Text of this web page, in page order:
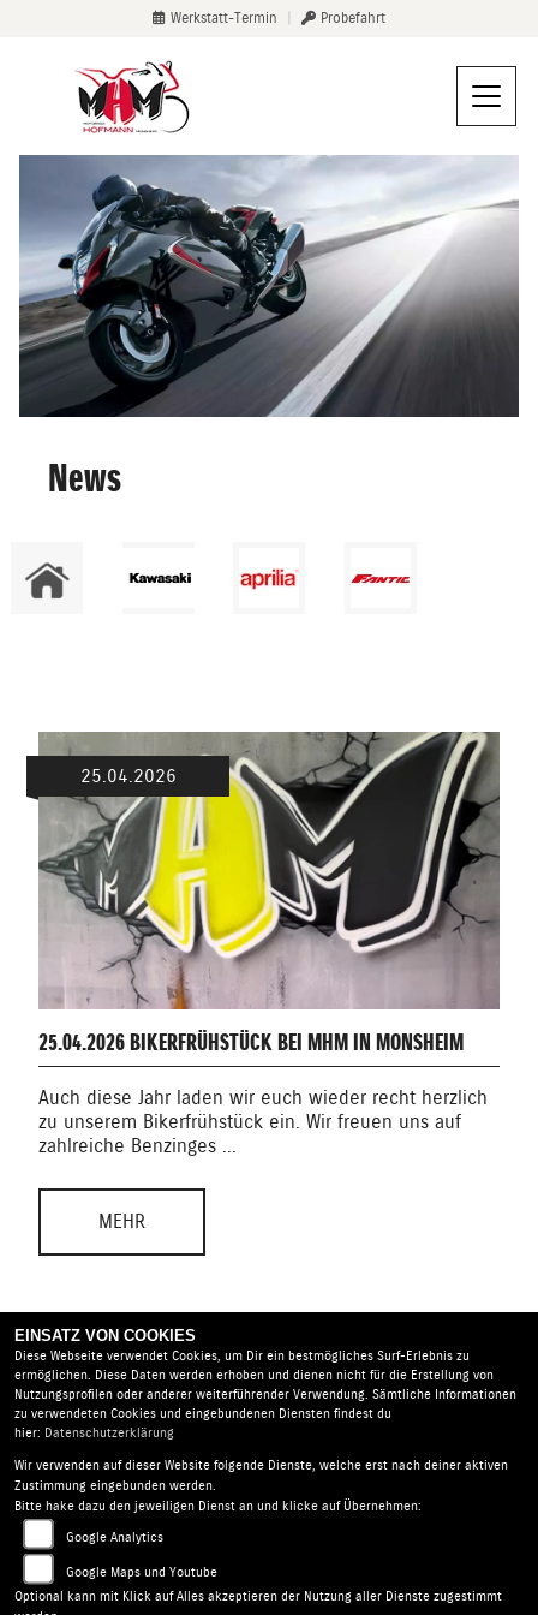
Werkstatt-Termin Probefahrt
News
25.04.2026
25.04.2026 BIKERFRÜHSTÜCK BEI MHM IN MONSHEIM
Auch diese Jahr laden wir euch wieder recht herzlich
zu unserem Bikerfrühstück ein. Wir freuen uns auf
zahlreiche Benzinges ...
MEHR
NEWS ARCHIV
Motorrad Hofmann Monsheim |Carl-Benz-Str.8 | 67590
Monsheim | Deutschland
AGB |Impressum
Barrierefreiheit |Batterieverordnung
EINSATZ VON COOKIES
Diese Webseite verwendet Cookies, um Dir ein bestmögliches Surf-Erlebnis zu
ermöglichen. Diese Daten werden erhoben und dienen nicht für die Erstellung von
Nutzungsprofilen oder anderer weiterführender Verwendung. Sämtliche Informationen
zu verwendeten Cookies und eingebundenen Diensten findest du
hier: Datenschutzerklärung
Wir verwenden auf dieser Website folgende Dienste, welche erst nach deiner aktiven
Zustimmung eingebunden werden.
Bitte hake dazu den jeweiligen Dienst an und klicke auf Übernehmen:
Google Analytics
Google Maps und Youtube
Optional kann mit Klick auf Alles akzeptieren der Nutzung aller Dienste zugestimmt